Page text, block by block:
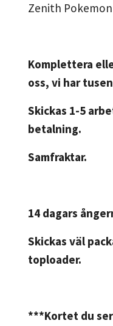
Zenith Pokemon
Komplettera
oss, vi har
Skickas 1-5
betalning.
Samfraktar.
14 dagars
Skickas väl
toploader.
***Kortet du